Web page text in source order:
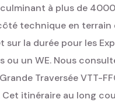
à plus de
technique en terrain
sur la durée pour les
ou un WE. Nous
Traversée VTT-
Cet itinéraire au long